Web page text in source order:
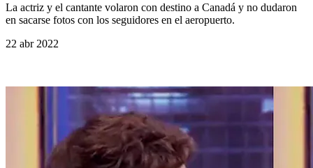
La actriz y el cantante volaron con destino a Canadá y no dudaron
en sacarse fotos con los seguidores en el aeropuerto.
22 abr 2022